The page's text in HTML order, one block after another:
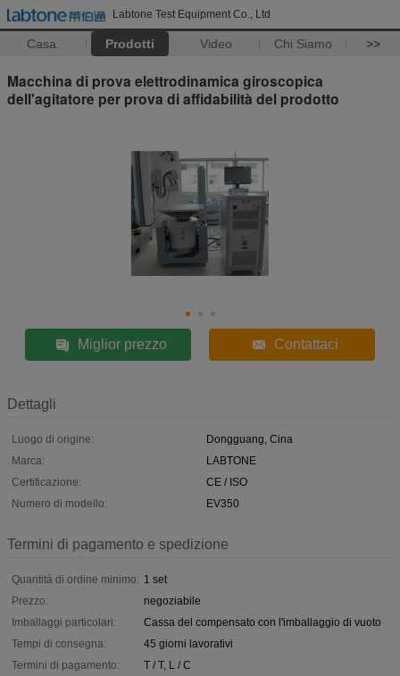
Labtone Test Equipment Co., Ltd
Casa. Prodotti Video Chi Siamo >>
Macchina di prova elettrodinamica giroscopica
dell'agitatore per prova di affidabilità del prodotto
Miglior prezzo Contattaci
Dettagli
Luogo di origine:
Dongguang, Cina
Marca:
LABTONE
Certificazione:
CE / ISO
Numero di modello:
EV350
Termini di pagamento e spedizione
Quantità di ordine minimo: 1 set
Prezzo:
negoziabile
Imballaggi particolari:
Cassa del compensato con l'imballaggio di vuoto
Tempi di consegna:
45 giorni lavorativi
Termini di pagamento:
T / T, L / C